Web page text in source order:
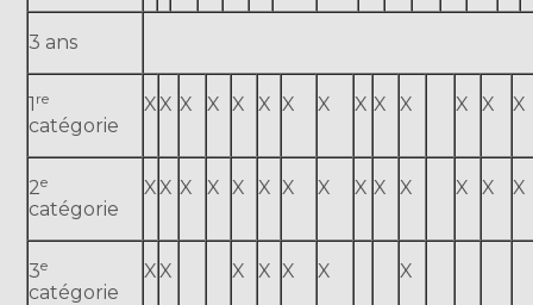
3 ans
1 re
catégorie
X X X X X X X X X X X X X X
2e
catégorie
X X X X X X X X X X X X X X
3e
catégorie
X X X X X X X